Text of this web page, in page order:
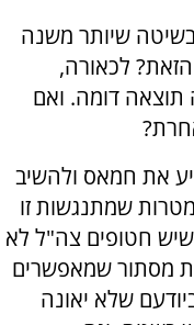
שיותר משנה
לכאורה,
תוצאה דומה. ואם
את חמאס ולהשיב
שמתנגשות זו
שיש חטופים צה"ל לא
מסתור שמאפשרים
שלא יאונה